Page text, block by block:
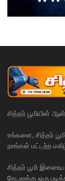
சித்தர் பூமியின்
உங்களை, சித்தர்
நாங்கள் மட்டற்ற
சித்தர் பூமி
தேடலுக்கு ஒரு